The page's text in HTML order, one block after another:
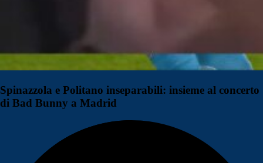
Spinazzola e Politano inseparabili: insieme al concerto
di Bad Bunny a Madrid